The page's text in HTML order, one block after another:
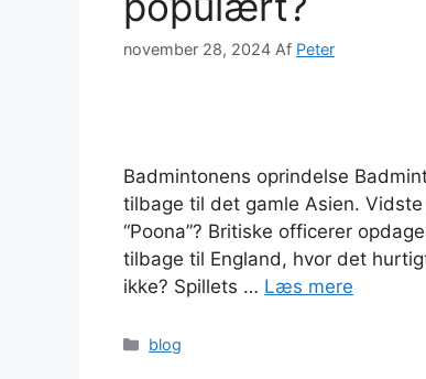
november 28, 2024 Af Peter
Badmintonens oprindelse
tilbage til det gamle Asien.
“Poona”? Britiske officerer
tilbage til England, hvor det
ikke? Spillets … Læs mere
Kategorier
blog